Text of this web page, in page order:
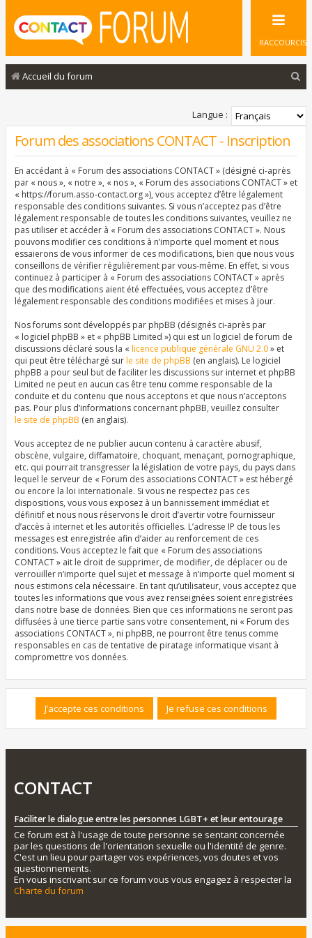
RACCOURCIS
Accueil du forum
c
Langue :
Forum des associations CONTACT - Inscription
En accédant à « Forum des associations CONTACT » (désigné ci-après
par « nous », « notre », « nos », « Forum des associations CONTACT » et
« https://forum.asso-contact.org »), vous acceptez d’être légalement
responsable des conditions suivantes. Si vous n’acceptez pas d’être
légalement responsable de toutes les conditions suivantes, veuillez ne
pas utiliser et accéder à « Forum des associations CONTACT ». Nous
pouvons modifier ces conditions à n’importe quel moment et nous
essaierons de vous informer de ces modifications, bien que nous vous
conseillons de vérifier régulièrement par vous-même. En effet, si vous
continuez à participer à « Forum des associations CONTACT » après
que des modifications aient été effectuées, vous acceptez d’être
légalement responsable des conditions modifiées et mises à jour.
Nos forums sont développés par phpBB (désignés ci-après par
« logiciel phpBB » et « phpBB Limited ») qui est un logiciel de forum de
discussions déclaré sous la « licence publique générale GNU 2.0» et
qui peut être téléchargé surle site de phpBB (en anglais). Le logiciel
phpBB a pour seul but de faciliter les discussions sur internet et phpBB
Limited ne peut en aucun cas être tenu comme responsable de la
conduite et du contenu que nous acceptons et que nous n’acceptons
pas. Pour plus d’informations concernant phpBB, veuillez consulter
le site de phpBB (en anglais).
Vous acceptez de ne publier aucun contenu à caractère abusif,
obscène, vulgaire, diffamatoire, choquant, menaçant, pornographique,
etc. qui pourrait transgresser la législation de votre pays, du pays dans
lequel le serveur de « Forum des associations CONTACT » est hébergé
ou encore la loi internationale. Si vous ne respectez pas ces
dispositions, vous vous exposez à un bannissement immédiat et
définitif et nous nous réservons le droit d’avertir votre fournisseur
d’accès à internet et les autorités officielles. L’adresse IP de tous les
messages est enregistrée afin d’aider au renforcement de ces
conditions. Vous acceptez le fait que « Forum des associations
CONTACT » ait le droit de supprimer, de modifier, de déplacer ou de
verrouiller n’importe quel sujet et message à n’importe quel moment si
nous estimons cela nécessaire. En tant qu’utilisateur, vous acceptez que
toutes les informations que vous avez renseignées soient enregistrées
dans notre base de données. Bien que ces informations ne seront pas
diffusées à une tierce partie sans votre consentement, ni « Forum des
associations CONTACT », ni phpBB, ne pourront être tenus comme
responsables en cas de tentative de piratage informatique visant à
compromettre vos données.
CONTACT
Faciliter le dialogue entre les personnes LGBT+ et leur entourage
Ce forum est à l'usage de toute personne se sentant concernée
par les questions de l'orientation sexuelle ou l'identité de genre.
C'est un lieu pour partager vos expériences, vos doutes et vos
questionnements.
En vous inscrivant sur ce forum vous vous engagez à respecter la
Charte du forum